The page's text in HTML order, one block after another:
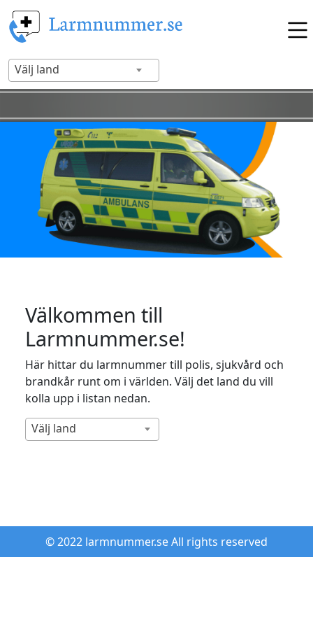
Välj land
Välkommen till
Larmnummer.se!
Här hittar du larmnummer till polis, sjukvård och
brandkår runt om i världen. Välj det land du vill
kolla upp i listan nedan.
Välj land
© 2022 larmnummer.se All rights reserved